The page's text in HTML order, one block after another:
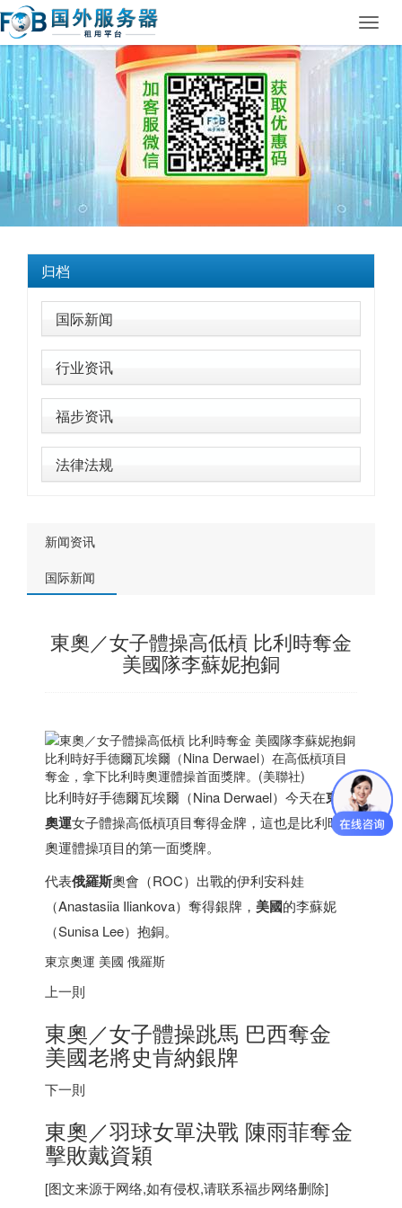
归档
国际新闻
行业资讯
福步资讯
法律法规
新闻资讯
国际新闻
東奧／女子體操高低槓 比利時奪金
美國隊李蘇妮抱銅
比利時好手德爾瓦埃爾（Nina Derwael）在高低槓項目
奪金，拿下比利時奧運體操首面獎牌。(美聯社)
比利時好手德爾瓦埃爾（Nina Derwael）今天在東京
奧運女子體操高低槓項目奪得金牌，這也是比利時在
奧運體操項目的第一面獎牌。
代表俄羅斯奧會（ROC）出戰的伊利安科娃
（Anastasiia Iliankova）奪得銀牌， 美國的李蘇妮
（Sunisa Lee）抱銅。
東京奧運 美國 俄羅斯
上一則
東奧／女子體操跳馬 巴西奪金
美國老將史肯納銀牌
下一則
東奧／羽球女單決戰 陳雨菲奪金
擊敗戴資穎
[图文来源于网络,如有侵权,请联系福步网络删除]